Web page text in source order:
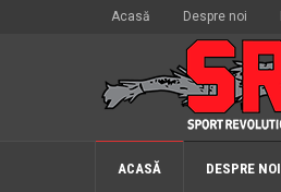
Acasă Despre noi
ACASĂ DESPRE NOI